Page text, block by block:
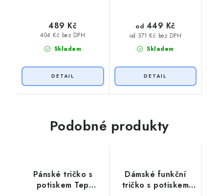
Skladem
404 Kč bez DPH
489 Kč
Skladem
od 371 Kč bez DPH
od 449 Kč
Podobné produkty
Pánské tričko s
potiskem Tep
Dámské funkční
tričko s potiskem